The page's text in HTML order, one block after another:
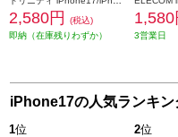
2,580円
(税込)
即納（在庫残りわずか）
1,580
3営業日
iPhone17の人気ランキン
1位 2位